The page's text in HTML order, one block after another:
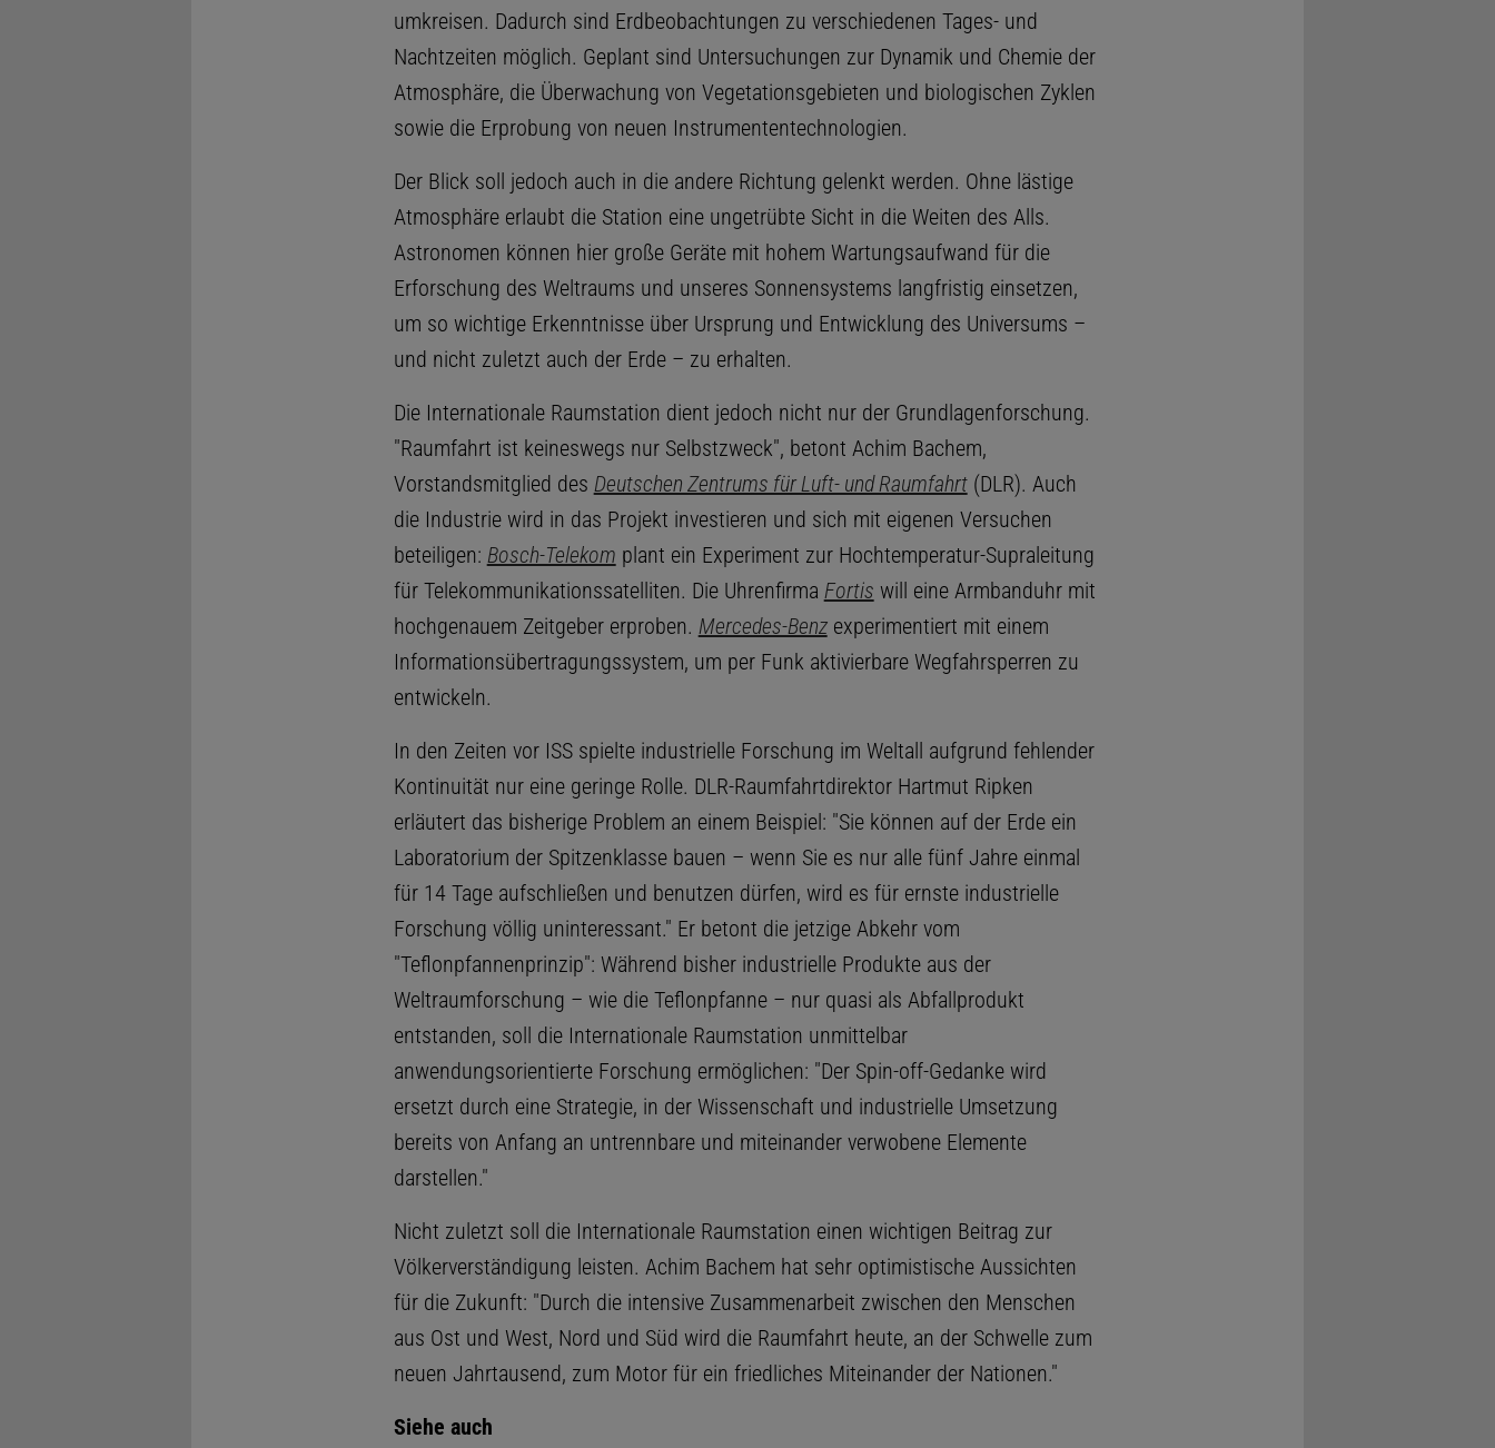
umkreisen. Dadurch sind Erdbeobachtungen zu verschiedenen Tages- und
Nachtzeiten möglich. Geplant sind Untersuchungen zur Dynamik und Chemie der
Atmosphäre, die Überwachung von Vegetationsgebieten und biologischen Zyklen
sowie die Erprobung von neuen Instrumententechnologien.
Der Blick soll jedoch auch in die andere Richtung gelenkt werden. Ohne lästige
Atmosphäre erlaubt die Station eine ungetrübte Sicht in die Weiten des Alls.
Astronomen können hier große Geräte mit hohem Wartungsaufwand für die
Erforschung des Weltraums und unseres Sonnensystems langfristig einsetzen,
um so wichtige Erkenntnisse über Ursprung und Entwicklung des Universums –
und nicht zuletzt auch der Erde – zu erhalten.
Die Internationale Raumstation dient jedoch nicht nur der Grundlagenforschung.
"Raumfahrt ist keineswegs nur Selbstzweck", betont Achim Bachem,
Vorstandsmitglied des Deutschen Zentrums für Luft- und Raumfahrt(DLR). Auch
die Industrie wird in das Projekt investieren und sich mit eigenen Versuchen
beteiligen: Bosch-Telekom plant ein Experiment zur Hochtemperatur-Supraleitung
für Telekommunikationssatelliten. Die Uhrenfirma Fortis will eine Armbanduhr mit
hochgenauem Zeitgeber erproben. Mercedes-Benzexperimentiert mit einem
Informationsübertragungssystem, um per Funk aktivierbare Wegfahrsperren zu
entwickeln.
In den Zeiten vor ISS spielte industrielle Forschung im Weltall aufgrund fehlender
Kontinuität nur eine geringe Rolle. DLR-Raumfahrtdirektor Hartmut Ripken
erläutert das bisherige Problem an einem Beispiel: "Sie können auf der Erde ein
Laboratorium der Spitzenklasse bauen – wenn Sie es nur alle fünf Jahre einmal
für 14 Tage aufschließen und benutzen dürfen, wird es für ernste industrielle
Forschung völlig uninteressant." Er betont die jetzige Abkehr vom
"Teflonpfannenprinzip": Während bisher industrielle Produkte aus der
Weltraumforschung – wie die Teflonpfanne – nur quasi als Abfallprodukt
entstanden, soll die Internationale Raumstation unmittelbar
anwendungsorientierte Forschung ermöglichen: "Der Spin-off-Gedanke wird
ersetzt durch eine Strategie, in der Wissenschaft und industrielle Umsetzung
bereits von Anfang an untrennbare und miteinander verwobene Elemente
darstellen."
Nicht zuletzt soll die Internationale Raumstation einen wichtigen Beitrag zur
Völkerverständigung leisten. Achim Bachem hat sehr optimistische Aussichten
für die Zukunft: "Durch die intensive Zusammenarbeit zwischen den Menschen
aus Ost und West, Nord und Süd wird die Raumfahrt heute, an der Schwelle zum
neuen Jahrtausend, zum Motor für ein friedliches Miteinander der Nationen."
Siehe auch